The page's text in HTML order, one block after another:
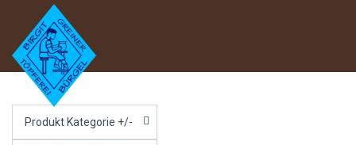
Produkt Kategorie +/-